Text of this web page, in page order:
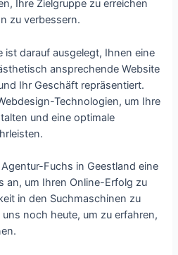
Ihre Zielgruppe zu erreichen
zu verbessern.
ist darauf ausgelegt, Ihnen eine
ansprechende Website
Ihr Geschäft repräsentiert.
Technologien, um Ihre
und eine optimale
Fuchs in Geestland eine
an, um Ihren Online-Erfolg zu
in den Suchmaschinen zu
noch heute, um zu erfahren,